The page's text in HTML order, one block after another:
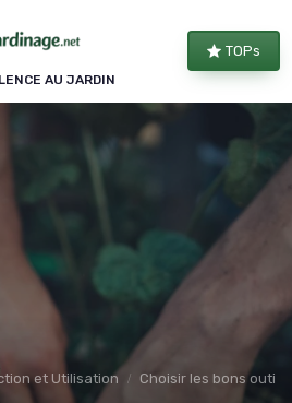
AU JARDIN
TOPs
et Utilisation Choisir les bons outils